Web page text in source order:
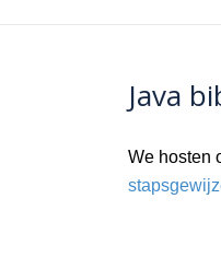
Java
We hosten